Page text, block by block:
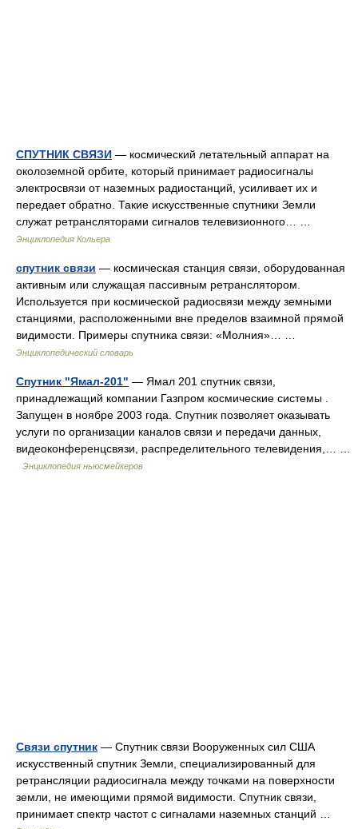
СПУТНИК СВЯЗИ — космический летательный аппарат на
околоземной орбите, который принимает радиосигналы
электросвязи от наземных радиостанций, усиливает их и
передает обратно. Такие искусственные спутники Земли
служат ретрансляторами сигналов телевизионного… …
Энциклопедия Кольера
спутник связи — космическая станция связи, оборудованная
активным или служащая пассивным ретранслятором.
Используется при космической радиосвязи между земными
станциями, расположенными вне пределов взаимной прямой
видимости. Примеры спутника связи: «Молния»… …
Энциклопедический словарь
Спутник "Ямал-201" — Ямал 201 спутник связи,
принадлежащий компании Газпром космические системы .
Запущен в ноябре 2003 года. Спутник позволяет оказывать
услуги по организации каналов связи и передачи данных,
видеоконференцсвязи, распределительного телевидения,… …
Энциклопедия ньюсмейкеров
Связи спутник — Спутник связи Вооруженных сил США
искусственный спутник Земли, специализированный для
ретрансляции радиосигнала между точками на поверхности
земли, не имеющими прямой видимости. Спутник связи,
принимает спектр частот с сигналами наземных станций …